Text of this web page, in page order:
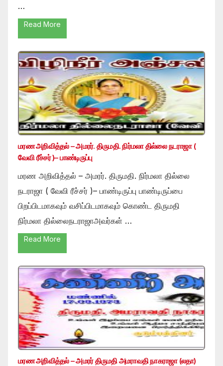
…
Read More
மரண அறிவித்தல் – அமரர். திருமதி. நிர்மலா தில்லை நடராஜா (
வேவி ரீச்சர் )– பாண்டிருப்பு
மரண அறிவித்தல் – அமரர். திருமதி. நிர்மலா தில்லை
நடராஜா ( வேவி ரீச்சர் )– பாண்டிருப்பு பாண்டிருப்பை
பிறப்பிடமாகவும் வசிப்பிடமாகவும் கொண்ட திருமதி
நிர்மலா தில்லைநடராஜாஅவர்கள் …
Read More
மரண அறிவித்தல் – அமரர் திருமதி அமராவதி நாகராஜா (லதா)